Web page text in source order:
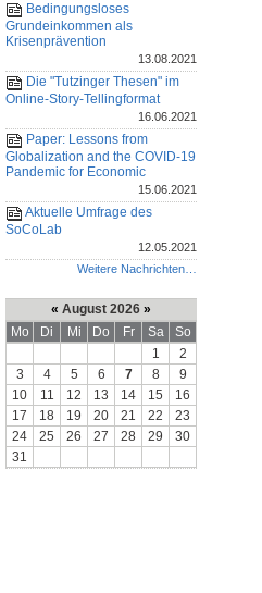
Bedingungsloses
Grundeinkommen als
Krisenprävention
13.08.2021
Die "Tutzinger Thesen" im
Online-Story-Tellingformat
16.06.2021
Paper: Lessons from
Globalization and the COVID-19
Pandemic for Economic
15.06.2021
Aktuelle Umfrage des
SoCoLab
12.05.2021
Weitere Nachrichten…
« August 2026 »
Mo
Di Mi Do Fr Sa
So
1
2
3
4 5 6 7 8
9
10
11 12 13 14 15
16
17
18 19 20 21 22
23
24
25 26 27 28 29
30
31